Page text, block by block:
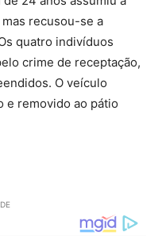
recusou-se a
quatro indivíduos
crime de receptação,
O veículo
e removido ao pátio